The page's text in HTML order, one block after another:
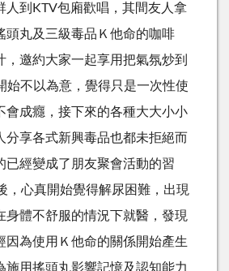
人到KTV包廂歡唱，其間友人拿
頭丸及三級毒品Ｋ他命的咖啡
，邀約大家一起享用把氣氛炒到
始不以為意，覺得只是一次性使
會成癮，接下來的各種大大小小
分享各式新興毒品也都未拒絕而
已經變成了朋友聚會活動的習
，心真開始覺得解尿困難，出現
身體不舒服的情況下就醫，發現
因為使用Ｋ他命的關係開始產生
施用搖頭丸影響記憶及認知能力